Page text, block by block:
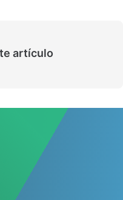
artículo